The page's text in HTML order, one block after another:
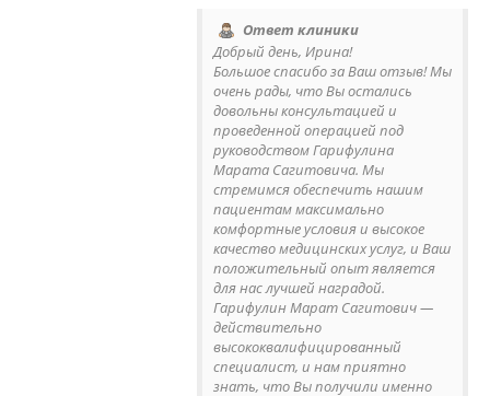
Ответ клиники
Добрый день, Ирина!
Большое спасибо за Ваш отзыв! Мы
очень рады, что Вы остались
довольны консультацией и
проведенной операцией под
руководством Гарифулина
Марата Сагитовича. Мы
стремимся обеспечить нашим
пациентам максимально
комфортные условия и высокое
качество медицинских услуг, и Ваш
положительный опыт является
для нас лучшей наградой.
Гарифулин Марат Сагитович —
действительно
высококвалифицированный
специалист, и нам приятно
знать, что Вы получили именно